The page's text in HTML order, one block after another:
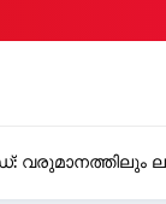
വരുമാനത്തിലും